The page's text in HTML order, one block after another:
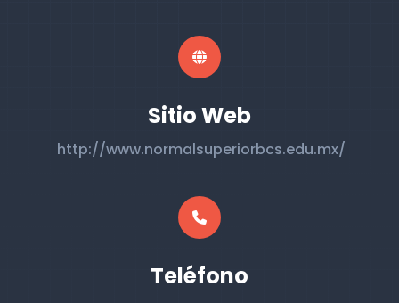
Sitio Web
http://www.normalsuperiorbcs.edu.mx/
Teléfono